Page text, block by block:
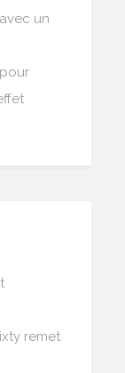
un
remet